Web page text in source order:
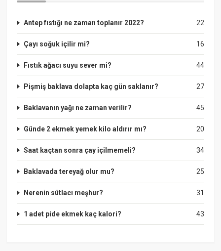
22
Antep fıstığı ne zaman toplanır 2022?
16
Çayı soğuk içilir mi?
44
Fıstık ağacı suyu sever mi?
27
Pişmiş baklava dolapta kaç gün saklanır?
45
Baklavanın yağı ne zaman verilir?
20
Günde 2 ekmek yemek kilo aldırır mı?
34
Saat kaçtan sonra çay içilmemeli?
25
Baklavada tereyağ olur mu?
31
Nerenin sütlacı meşhur?
43
1 adet pide ekmek kaç kalori?